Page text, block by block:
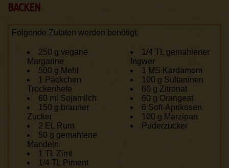
BACKEN
Folgende Zutaten werden benötigt:
250 g vegane
Margarine
500 g Mehl
1 Päckchen
Trockenhefe
60 ml Sojamilch
150 g brauner
Zucker
2 EL Rum
50 g gemahlene
Mandeln
1 TL Zimt
1/4 TL Piment
1/4 TL gemahlener
Ingwer
1 MS Kardamom
100 g Sultaninen
60 g Zitronat
60 g Orangeat
6 Soft-Aprikosen
100 g Marzipan
Puderzucker